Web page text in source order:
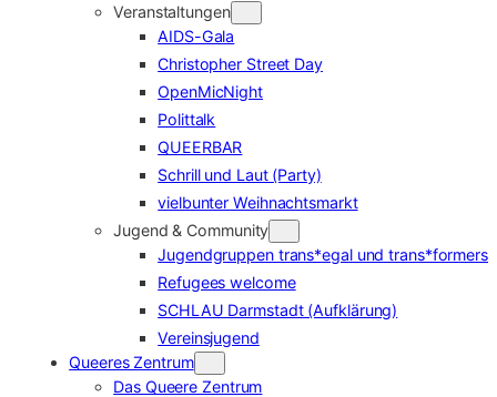
Veranstaltungen
AIDS-Gala
Christopher Street Day
OpenMicNight
Polittalk
QUEERBAR
Schrill und Laut (Party)
vielbunter Weihnachtsmarkt
Jugend & Community
Jugendgruppen trans*egal und trans*formers
Refugees welcome
SCHLAU Darmstadt (Aufklärung)
Vereinsjugend
Queeres Zentrum
Das Queere Zentrum